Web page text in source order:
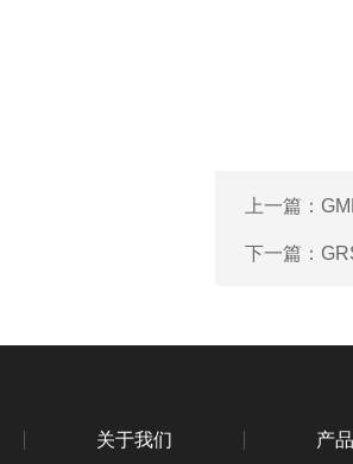
上一篇：
下一篇：
关于我们 产